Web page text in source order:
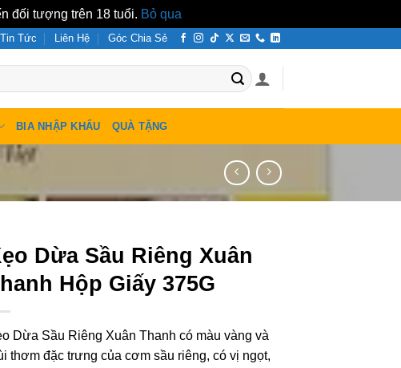
đối tượng trên 18 tuổi. Bỏ qua
Tin Tức Liên Hệ Góc Chia Sẻ
BIA NHẬP KHẨU QUÀ TẶNG
Dừa Sầu Riêng Xuân
Hộp Giấy 375G
Dừa Sầu Riêng Xuân Thanh có màu vàng và
thơm đặc trưng của cơm sầu riêng, có vị ngọt,